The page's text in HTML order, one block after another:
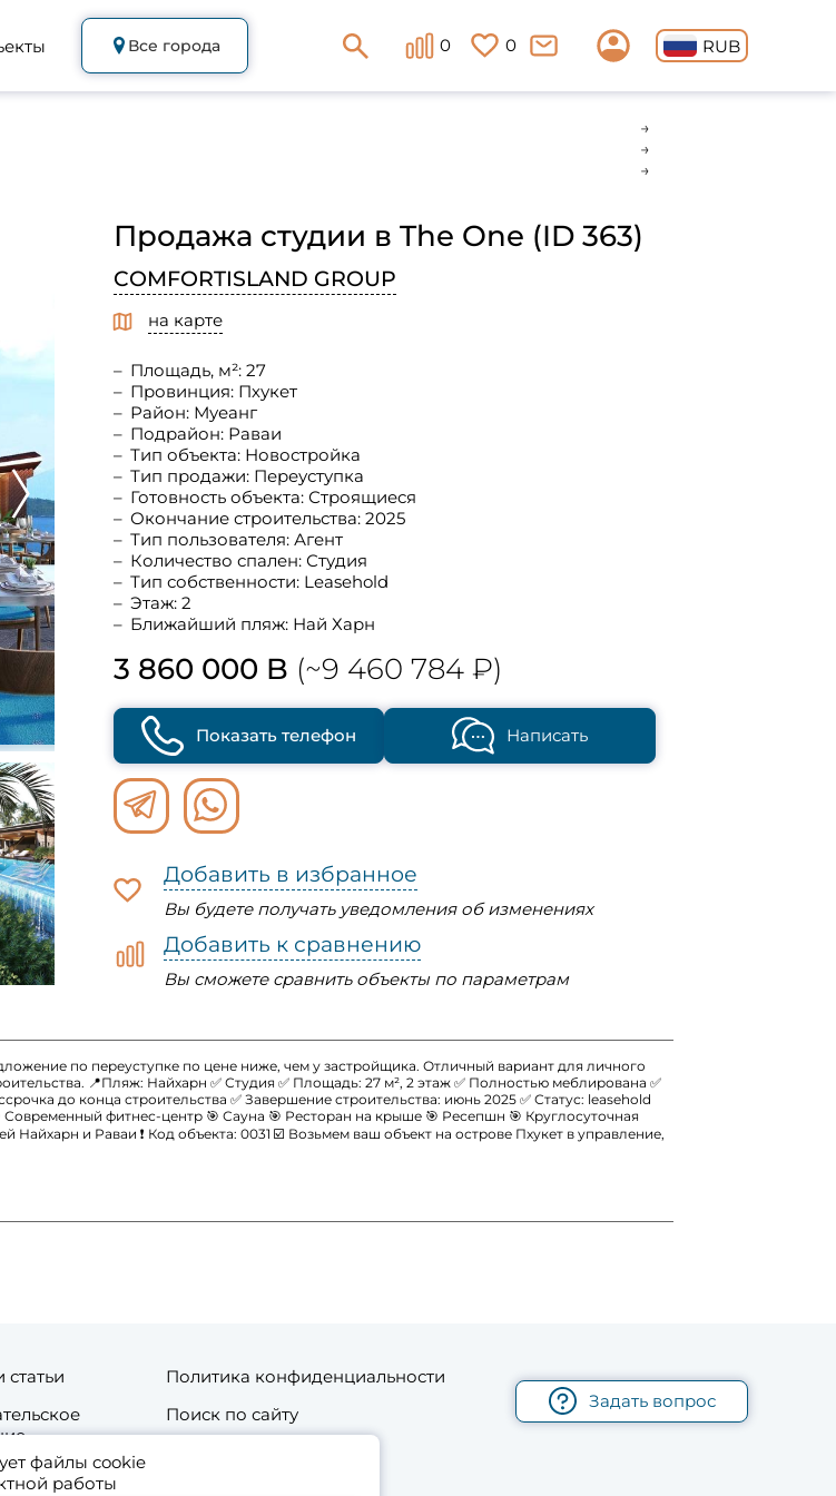
Все города 0 0 RUB
Продажа студии в The One (ID 363)
COMFORTISLAND GROUP
на карте
Площадь, м²: 27
Провинция: Пхукет
Район: Муеанг
Подрайон: Раваи
Тип объекта: Новостройка
Тип продажи: Переуступка
Готовность объекта: Строящиеся
Окончание строительства: 2025
Тип пользователя: Агент
Количество спален: Студия
Тип собственности: Leasehold
Этаж: 2
Ближайший пляж: Най Харн
3 860 000 B (~9 460 784 ₽)
Показать телефон Написать
Добавить в избранное
Вы будете получать уведомления об изменениях
Добавить к сравнению
Вы сможете сравнить объекты по параметрам
по переуступке по цене ниже, чем у застройщика. Отличный вариант для личного
📍Пляж: Найхарн ✅ Студия ✅ Площадь: 27 м², 2 этаж ✅ Полностью меблирована ✅
до конца строительства ✅ Завершение строительства: июнь 2025 ✅ Статус: leasehold
фитнес-центр 🎯 Сауна 🎯 Ресторан на крыше 🎯 Ресепшн 🎯 Круглосуточная
и Раваи ❗ Код объекта: 0031 ☑️ Возьмем ваш объект на острове Пхукет в управление,
файлы cookie
работы
Политика конфиденциальности
Поиск по сайту
Задать вопрос